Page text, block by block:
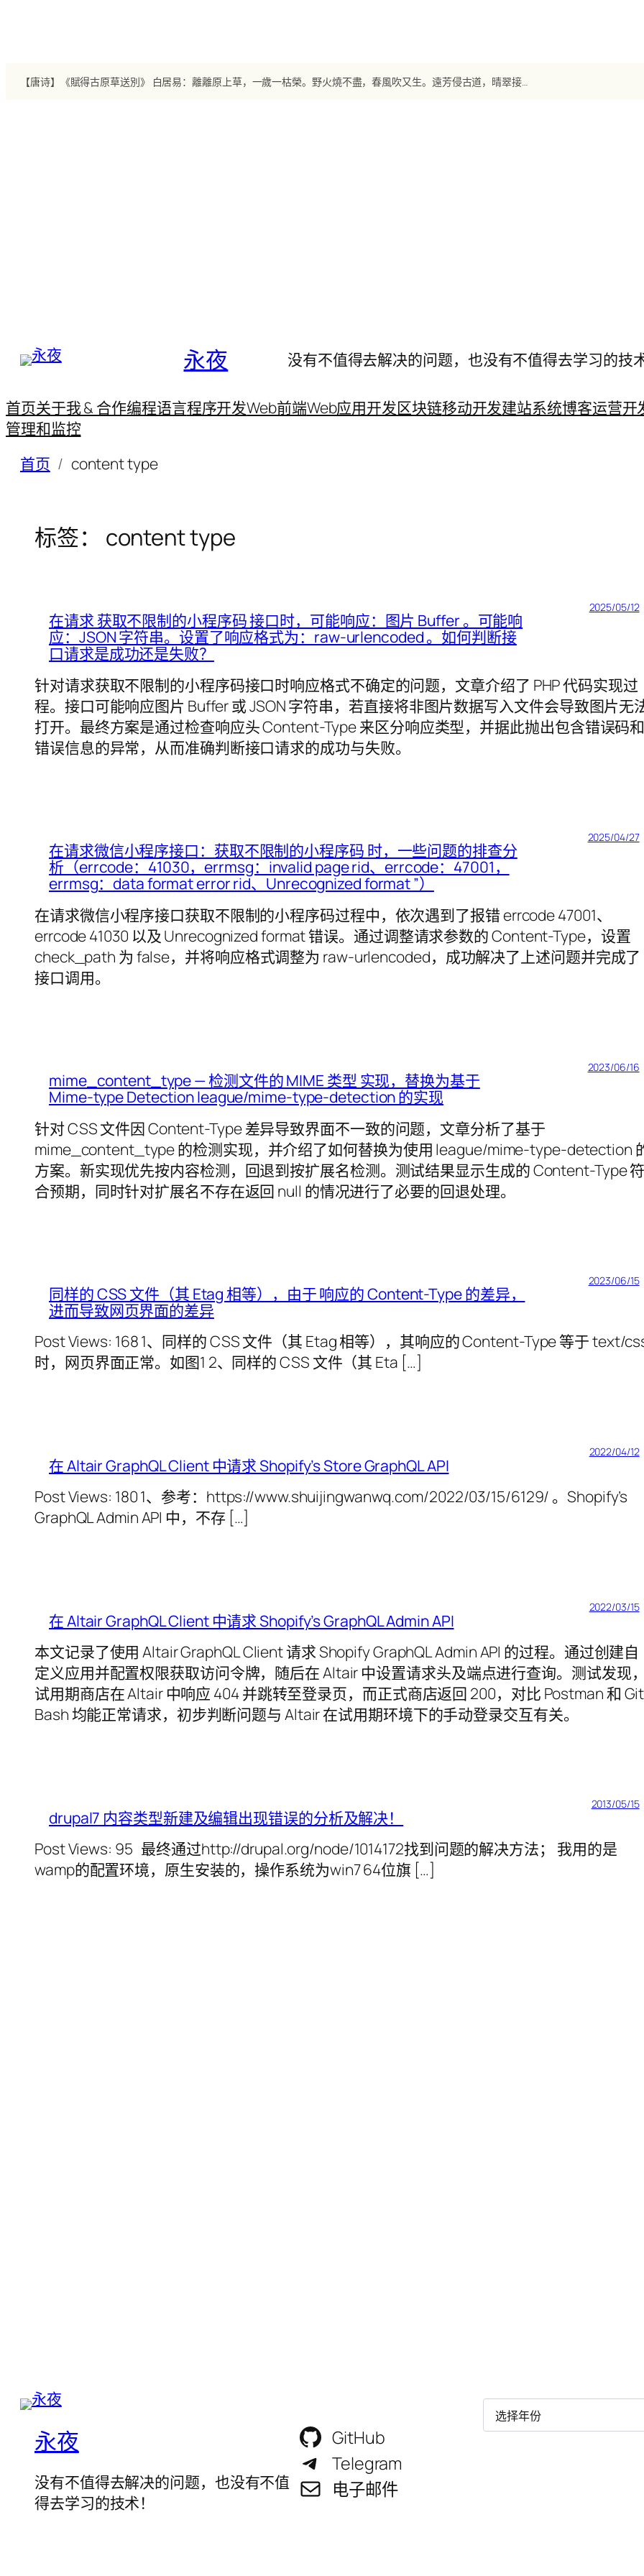
【唐诗】《賦得古原草送別》 白居易：離離原上草，一歲一枯榮。野火燒不盡，春風吹又生。遠芳侵古道，晴翠接荒城。又送王孫去，萋萋滿別情。
永夜 没有不值得去解决的问题，也没有不值得去学习的技
首页关于我 & 合作编程语言程序开发Web前端Web应用开发区块链移动开发建站系统博客运营开
管理和监控
首页
content type
标签： content type
在请求 获取不限制的小程序码 接口时，可能响应：图片 Buffer 。可能响
应：JSON 字符串。设置了响应格式为：raw-urlencoded 。如何判断接
口请求是成功还是失败？
2025/05/12
针对请求获取不限制的小程序码接口时响应格式不确定的问题，文章介绍了 PHP 代码实现过
程。接口可能响应图片 Buffer 或 JSON 字符串，若直接将非图片数据写入文件会导致图片无
打开。最终方案是通过检查响应头 Content-Type 来区分响应类型，并据此抛出包含错误码
错误信息的异常，从而准确判断接口请求的成功与失败。
在请求微信小程序接口：获取不限制的小程序码 时，一些问题的排查分
析（errcode：41030，errmsg：invalid page rid、errcode：47001，
errmsg：data format error rid、Unrecognized format ”）
2025/04/27
在请求微信小程序接口获取不限制的小程序码过程中，依次遇到了报错 errcode 47001、
errcode 41030 以及 Unrecognized format 错误。通过调整请求参数的 Content-Type，设置
check_path 为 false，并将响应格式调整为 raw-urlencoded，成功解决了上述问题并完成了
接口调用。
mime_content_type — 检测文件的 MIME 类型 实现，替换为基于
Mime-type Detection league/mime-type-detection 的实现
2023/06/16
针对 CSS 文件因 Content-Type 差异导致界面不一致的问题，文章分析了基于
mime_content_type 的检测实现，并介绍了如何替换为使用 league/mime-type-detection
方案。新实现优先按内容检测，回退到按扩展名检测。测试结果显示生成的 Content-Type
合预期，同时针对扩展名不存在返回 null 的情况进行了必要的回退处理。
同样的 CSS 文件（其 Etag 相等），由于 响应的 Content-Type 的差异，
进而导致网页界面的差异
2023/06/15
Post Views: 168 1、同样的 CSS 文件（其 Etag 相等），其响应的 Content-Type 等于 text/
时，网页界面正常。如图1 2、同样的 CSS 文件（其 Eta […]
在 Altair GraphQL Client 中请求 Shopify’s Store GraphQL API
2022/04/12
Post Views: 180 1、参考：https://www.shuijingwanwq.com/2022/03/15/6129/ 。Shopify’s
GraphQL Admin API 中，不存 […]
在 Altair GraphQL Client 中请求 Shopify’s GraphQL Admin API
2022/03/15
本文记录了使用 Altair GraphQL Client 请求 Shopify GraphQL Admin API 的过程。通过创建自
定义应用并配置权限获取访问令牌，随后在 Altair 中设置请求头及端点进行查询。测试发现
试用期商店在 Altair 中响应 404 并跳转至登录页，而正式商店返回 200，对比 Postman 和 Git
Bash 均能正常请求，初步判断问题与 Altair 在试用期环境下的手动登录交互有关。
drupal7 内容类型新建及编辑出现错误的分析及解决！
2013/05/15
Post Views: 95 最终通过http://drupal.org/node/1014172找到问题的解决方法； 我用的是
wamp的配置环境，原生安装的，操作系统为win7 64位旗 […]
永夜
没有不值得去解决的问题，也没有不值
得去学习的技术！
GitHub
Telegram
电子邮件
归
档